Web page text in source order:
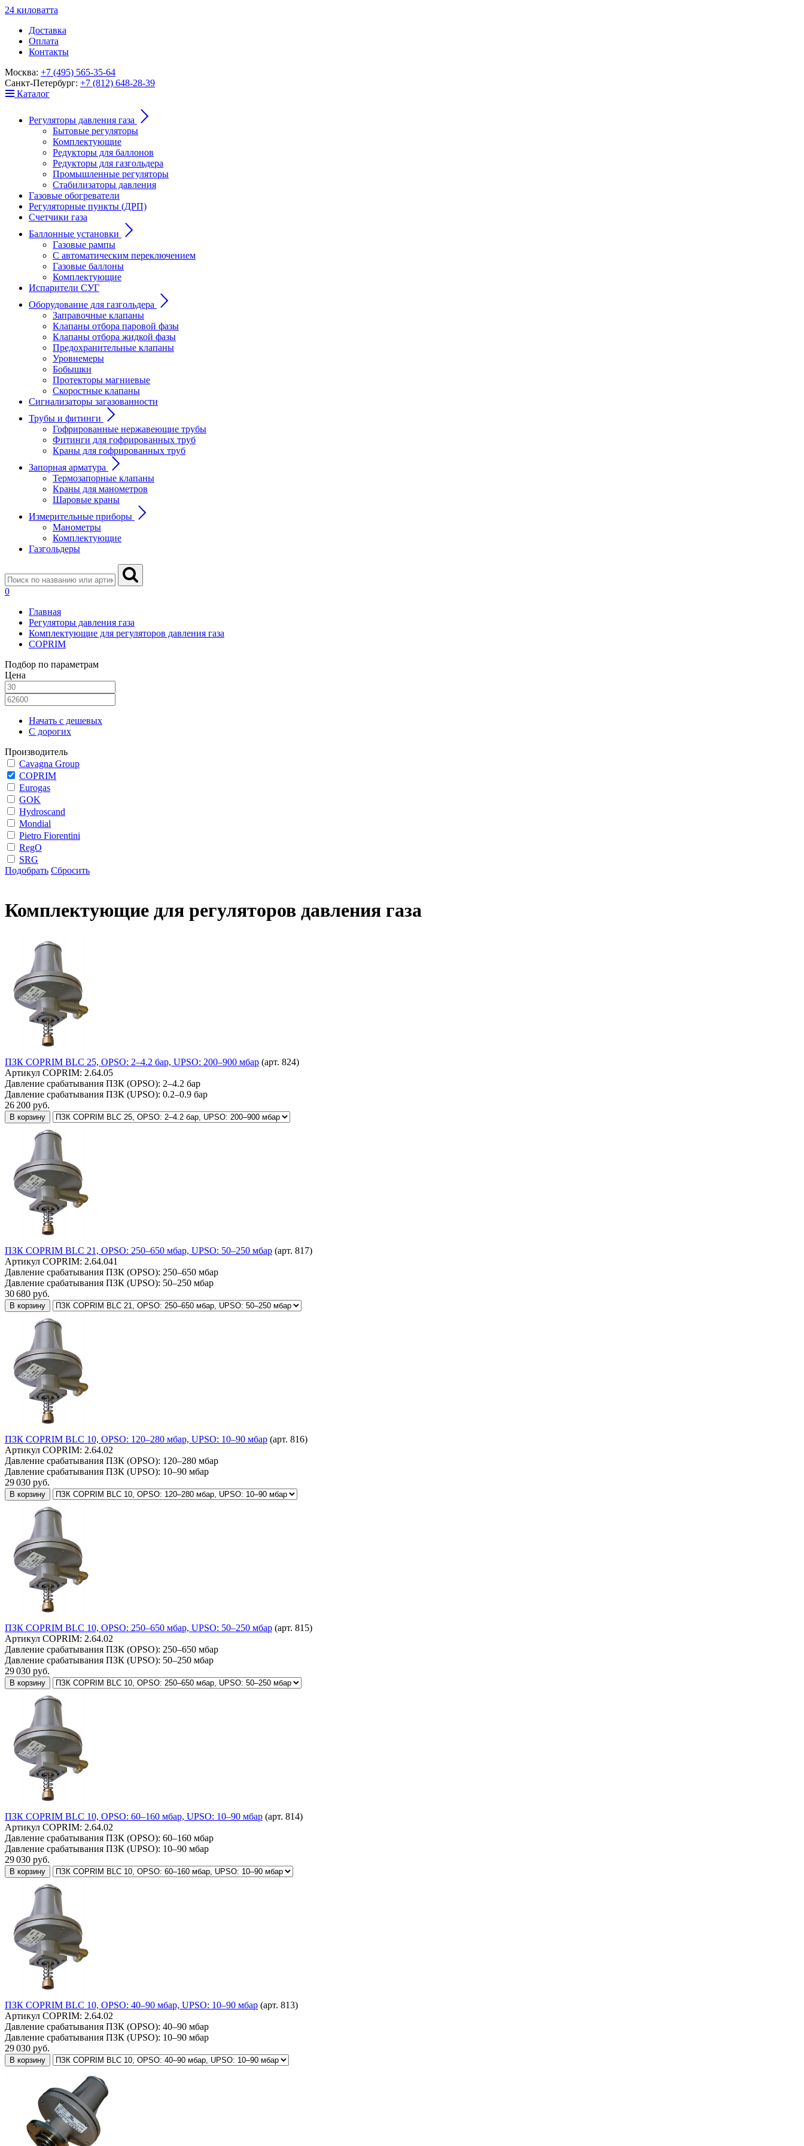
24 киловатта
Доставка
Оплата
Контакты
Москва: +7 (495) 565-35-64
Санкт-Петербург: +7 (812) 648-28-39
Каталог
Регуляторы давления газа
Бытовые регуляторы
Комплектующие
Редукторы для баллонов
Редукторы для газгольдера
Промышленные регуляторы
Стабилизаторы давления
Газовые обогреватели
Регуляторные пункты (ДРП)
Счетчики газа
Баллонные установки
Газовые рампы
С автоматическим переключением
Газовые баллоны
Комплектующие
Испарители СУГ
Оборудование для газгольдера
Заправочные клапаны
Клапаны отбора паровой фазы
Клапаны отбора жидкой фазы
Предохранительные клапаны
Уровнемеры
Бобышки
Протекторы магниевые
Скоростные клапаны
Сигнализаторы загазованности
Трубы и фитинги
Гофрированные нержавеющие трубы
Фитинги для гофрированных труб
Краны для гофрированных труб
Запорная арматура
Термозапорные клапаны
Краны для манометров
Шаровые краны
Измерительные приборы
Манометры
Комплектующие
Газгольдеры
0
Главная
Регуляторы давления газа
Комплектующие для регуляторов давления газа
COPRIM
Подбор по параметрам
Цена
Начать с дешевых
С дорогих
Производитель
Cavagna Group
COPRIM
Eurogas
GOK
Hydroscand
Mondial
Pietro Fiorentini
RegO
SRG
Подобрать Сбросить
Комплектующие для регуляторов давления газа
ПЗК COPRIM BLC 25, OPSO: 2–4.2 бар, UPSO: 200–900 мбар (арт. 824)
Артикул COPRIM: 2.64.05
Давление срабатывания ПЗК (OPSO): 2–4.2 бар
Давление срабатывания ПЗК (UPSO): 0.2–0.9 бар
26 200 руб.
В корзину
ПЗК COPRIM BLC 21, OPSO: 250–650 мбар, UPSO: 50–250 мбар (арт. 817)
Артикул COPRIM: 2.64.041
Давление срабатывания ПЗК (OPSO): 250–650 мбар
Давление срабатывания ПЗК (UPSO): 50–250 мбар
30 680 руб.
В корзину
ПЗК COPRIM BLC 10, OPSO: 120–280 мбар, UPSO: 10–90 мбар (арт. 816)
Артикул COPRIM: 2.64.02
Давление срабатывания ПЗК (OPSO): 120–280 мбар
Давление срабатывания ПЗК (UPSO): 10–90 мбар
29 030 руб.
В корзину
ПЗК COPRIM BLC 10, OPSO: 250–650 мбар, UPSO: 50–250 мбар (арт. 815)
Артикул COPRIM: 2.64.02
Давление срабатывания ПЗК (OPSO): 250–650 мбар
Давление срабатывания ПЗК (UPSO): 50–250 мбар
29 030 руб.
В корзину
ПЗК COPRIM BLC 10, OPSO: 60–160 мбар, UPSO: 10–90 мбар (арт. 814)
Артикул COPRIM: 2.64.02
Давление срабатывания ПЗК (OPSO): 60–160 мбар
Давление срабатывания ПЗК (UPSO): 10–90 мбар
29 030 руб.
В корзину
ПЗК COPRIM BLC 10, OPSO: 40–90 мбар, UPSO: 10–90 мбар (арт. 813)
Артикул COPRIM: 2.64.02
Давление срабатывания ПЗК (OPSO): 40–90 мбар
Давление срабатывания ПЗК (UPSO): 10–90 мбар
29 030 руб.
В корзину